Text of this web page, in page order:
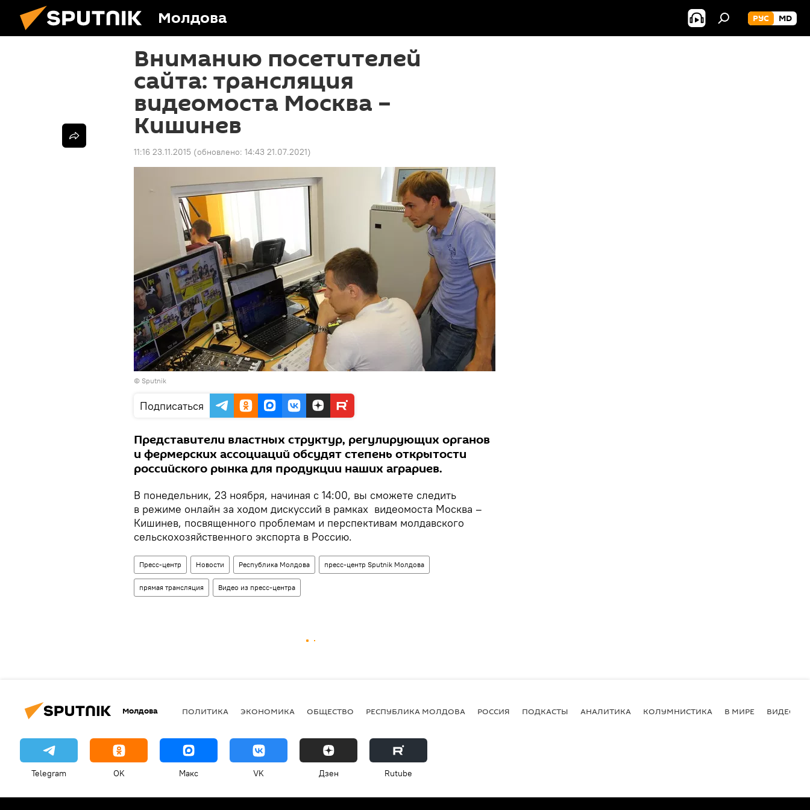
Молдова РУС MD
Вниманию посетителей
сайта: трансляция
видеомоста Москва –
Кишинев
11:16 23.11.2015 (обновлено: 14:43 21.07.2021)
© Sputnik
Подписаться
Представители властных структур, регулирующих органов
и фермерских ассоциаций обсудят степень открытости
российского рынка для продукции наших аграриев.
В понедельник, 23 ноября, начиная с 14:00, вы сможете следить
в режиме онлайн за ходом дискуссий в рамках видеомоста Москва –
Кишинев, посвященного проблемам и перспективам молдавского
сельскохозяйственного экспорта в Россию.
Пресс-центр Новости Республика Молдова пресс-центр Sputnik Молдова
прямая трансляция Видео из пресс-центра
Молдова ПОЛИТИКА ЭКОНОМИКА ОБЩЕСТВО РЕСПУБЛИКА МОЛДОВА РОССИЯ ПОДКАСТЫ АНАЛИТИКА КОЛУМНИСТИКА В МИРЕ ВИДЕО
Telegram OK Макс VK Дзен Rutube